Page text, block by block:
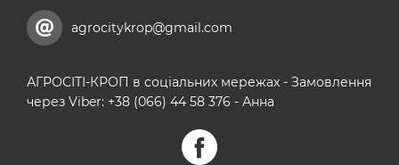
agrocitykrop@gmail.com
АГРОСІТІ-КРОП в соціальних мережах - Замовлення
через Viber: +38 (066) 44 58 376 - Анна